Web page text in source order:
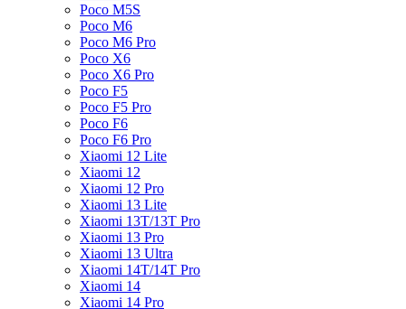
Poco M5S
Poco M6
Poco M6 Pro
Poco X6
Poco X6 Pro
Poco F5
Poco F5 Pro
Poco F6
Poco F6 Pro
Xiaomi 12 Lite
Xiaomi 12
Xiaomi 12 Pro
Xiaomi 13 Lite
Xiaomi 13T/13T Pro
Xiaomi 13 Pro
Xiaomi 13 Ultra
Xiaomi 14T/14T Pro
Xiaomi 14
Xiaomi 14 Pro